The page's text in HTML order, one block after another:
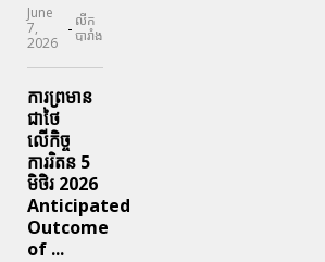
June
7,
2026
- លីក
បារាំង
ការព្រមាន
ជាថៃ
លើកិច្ច
ការរិតន 5
មិថិរ 2026
Anticipated
Outcome
of ...